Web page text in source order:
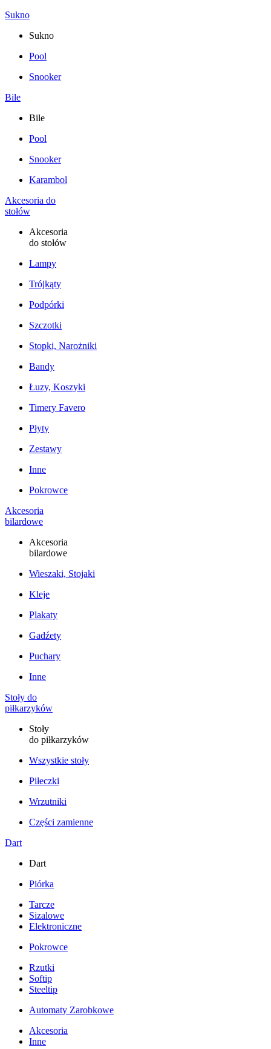
Sukno
Sukno
Pool
Snooker
Bile
Bile
Pool
Snooker
Karambol
Akcesoria do
stołów
Akcesoria
do stołów
Lampy
Trójkąty
Podpórki
Szczotki
Stopki, Narożniki
Bandy
Łuzy, Koszyki
Timery Favero
Płyty
Zestawy
Inne
Pokrowce
Akcesoria
bilardowe
Akcesoria
bilardowe
Wieszaki, Stojaki
Kleje
Plakaty
Gadźety
Puchary
Inne
Stoły do
piłkarzyków
Stoły
do piłkarzyków
Wszystkie stoły
Piłeczki
Wrzutniki
Części zamienne
Dart
Dart
Piórka
Tarcze
Sizalowe
Elektroniczne
Pokrowce
Rzutki
Softip
Steeltip
Automaty Zarobkowe
Akcesoria
Inne